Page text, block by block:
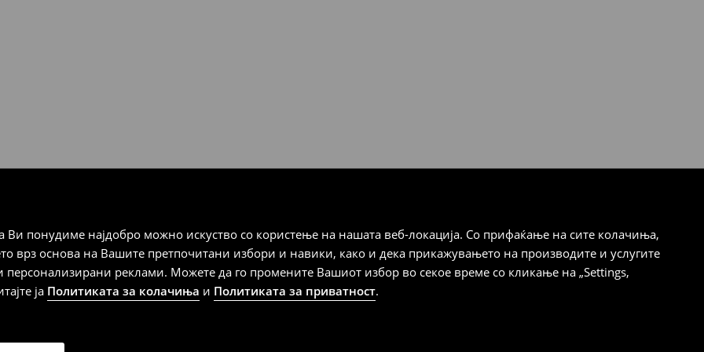
понудиме најдобро можно искуство со користење на нашата веб-локација. Со прифаќање на сите колачиња,
врз основа на Вашите претпочитани избори и навики, како и дека прикажувањето на производите и услугите
реклами. Можете да го промените Вашиот избор во секое време со кликање на „Settings,
ја Политиката за колачиња и Политиката за приватност.
од тој датум да се
производи. Ако
артиклите, тоа може да го
производот може да